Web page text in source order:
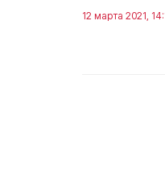
12 марта 2021,